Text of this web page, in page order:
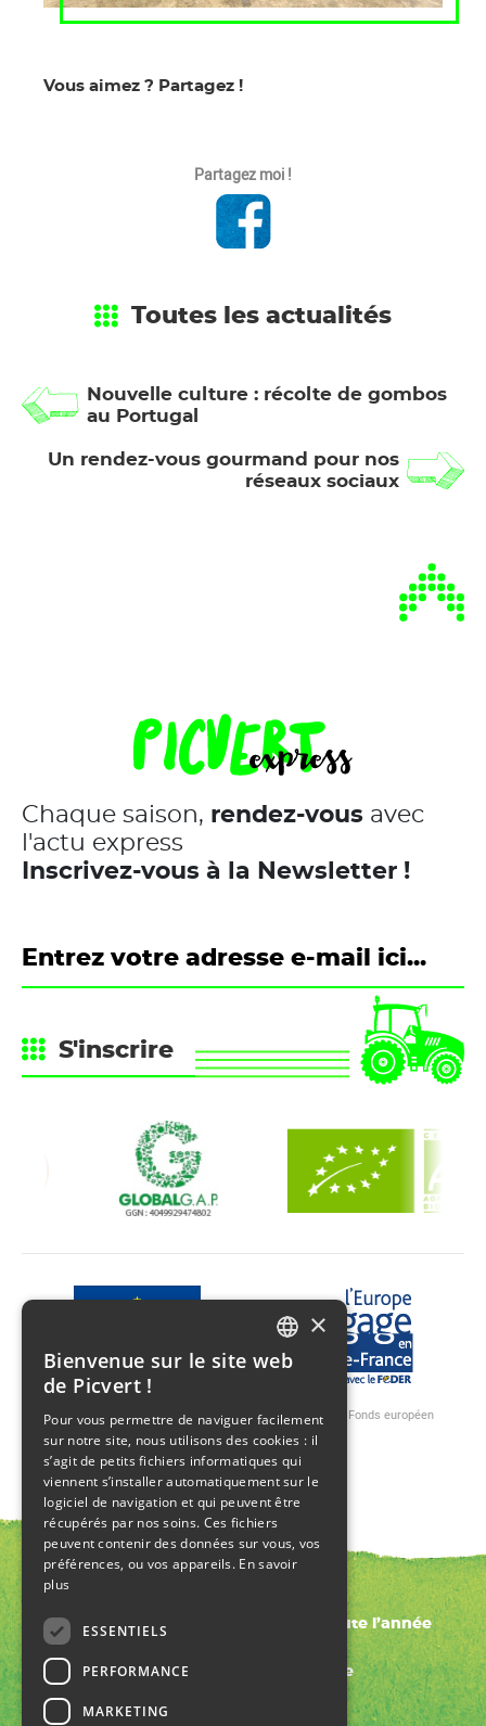
Vous aimez ? Partagez !
Partagez moi !
Toutes les actualités
Nouvelle culture : récolte de gombos
au Portugal
Un rendez-vous gourmand pour nos
réseaux sociaux
Chaque saison, rendez-vous avec
l'actu express
Inscrivez-vous à la Newsletter !
S'inscrire
Ce projet est cofinancé par l'Union Européenne avec le Fonds européen
agricole pour le développement rural.
Jeunes pousses et mini légumes toute l’année
Nos fermes demain la terre
FRENCH
×
Bienvenue sur le site web
de Picvert !
Pour vous permettre de naviguer facilement
sur notre site, nous utilisons des cookies : il
s’agit de petits fichiers informatiques qui
viennent s’installer automatiquement sur le
logiciel de navigation et qui peuvent être
récupérés par nos soins. Ces fichiers
peuvent contenir des données sur vous, vos
préférences, ou vos appareils. En savoir
plus
ESSENTIELS
PERFORMANCE
MARKETING